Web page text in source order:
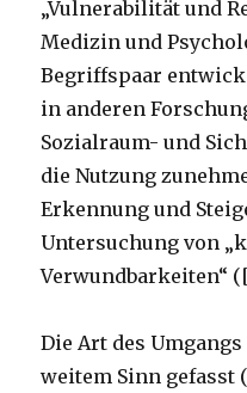
„Vulnerabilität und
Medizin und
Begriffspaar
in anderen
Sozialraum- und
die Nutzung
Erkennung und
Untersuchung von
Verwundbarkeiten“
Die Art des
weitem Sinn gefasst